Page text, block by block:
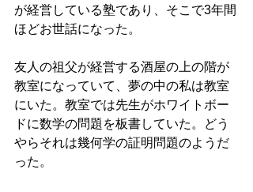
が経営している塾であり、そこで3年間
ほどお世話になった。
友人の祖父が経営する酒屋の上の階が
教室になっていて、夢の中の私は教室
にいた。教室では先生がホワイトボー
ドに数学の問題を板書していた。どう
やらそれは幾何学の証明問題のようだ
った。